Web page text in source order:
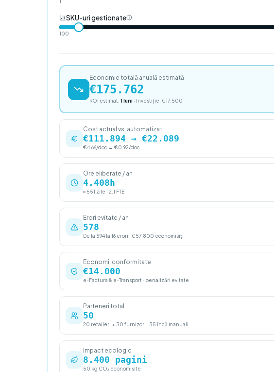
SKU-uri gestionate
100
Economie totală anuală estimată
€175.762
ROI estimat: 1 luni · Investiție: €17.500
Cost actual vs. automatizat
€111.894 → €22.089
€4.66/doc → €0.92/doc
Ore eliberate / an
4.408h
≈ 551 zile · 2.1 FTE
Erori evitate / an
578
De la 594 la 16 erori · €57.800 economisiți
Economii conformitate
€14.000
e-Factura & e-Transport · penalizări evitate
Parteneri total
50
20 retaileri + 30 furnizori · 35 încă manuali
Impact ecologic
8.400 pagini
50 kg CO₂ economisite